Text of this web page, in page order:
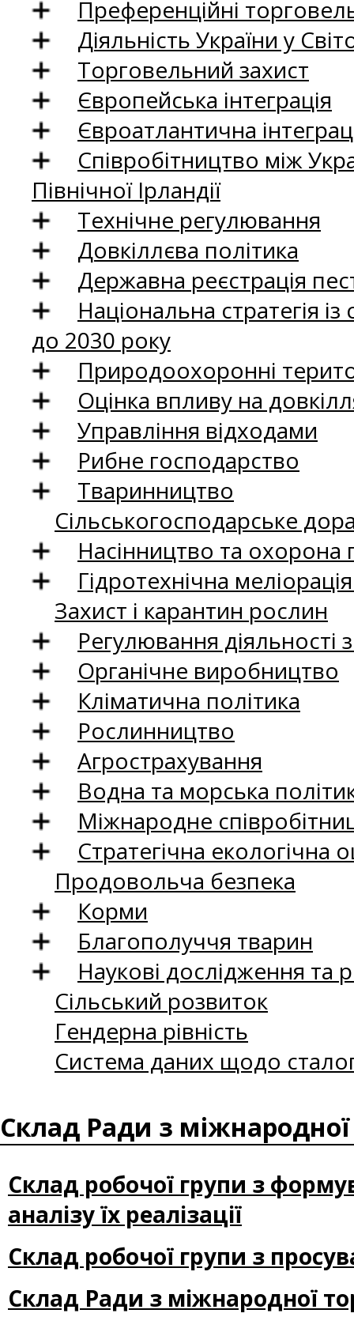
Преференційні
Діяльність України у
Торговельний захист
Європейська інтеграція
Євроатлантична
Співробітництво між
Північної Ірландії
Технічне регулювання
Довкіллєва політика
Державна реєстрація
Національна стратегія
до 2030 року
Природоохоронні
Оцінка впливу на
Управління відходами
Рибне господарство
Тваринництво
Сільськогосподарське
Насінництво та
Гідротехнічна
Захист і карантин рослин
Регулювання
Органічне виробництво
Кліматична політика
Рослинництво
Агрострахування
Водна та морська
Міжнародне
Стратегічна екологічна
Продовольча безпека
Корми
Благополуччя тварин
Наукові дослідження та
Сільський розвиток
Гендерна рівність
Система даних щодо
Склад Ради з міжнародної
Склад робочої групи з
аналізу їх реалізації
Склад робочої групи з
Склад Ради з міжнародної